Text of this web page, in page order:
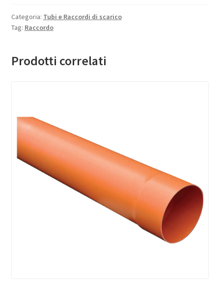
Categoria: Tubi e Raccordi di scarico
Tag: Raccordo
Prodotti correlati